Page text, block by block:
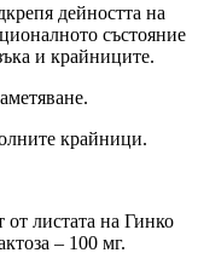
дейността на
състояние
и крайниците.
крайници.
от листата на Гинко
– 100 мг.